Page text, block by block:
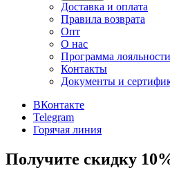
Доставка и оплата
Правила возврата
Опт
О нас
Программа лояльности
Контакты
Документы и
ВКонтакте
Telegram
Горячая линия
Получите скидку